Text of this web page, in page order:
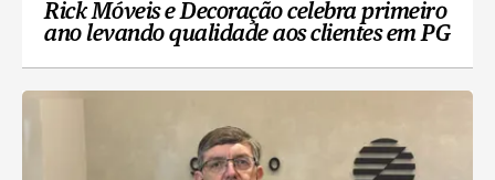
Rick Móveis e Decoração celebra primeiro
ano levando qualidade aos clientes em PG